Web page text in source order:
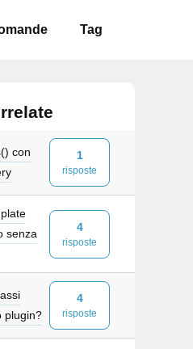
Tag
con
1
risposte
senza
4
risposte
plugin?
4
risposte